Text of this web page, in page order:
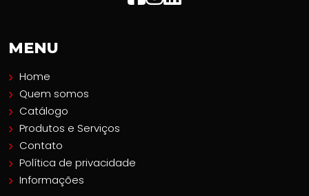
MENU
Home
Quem somos
Catálogo
Produtos e Serviços
Contato
Política de privacidade
Informações